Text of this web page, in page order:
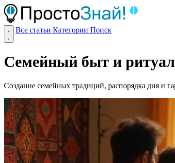
Все статьи Категории Поиск
Семейный быт и
Создание семейных традиций, распорядка дня и